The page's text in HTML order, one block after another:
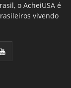
o AcheiUSA é
vivendo